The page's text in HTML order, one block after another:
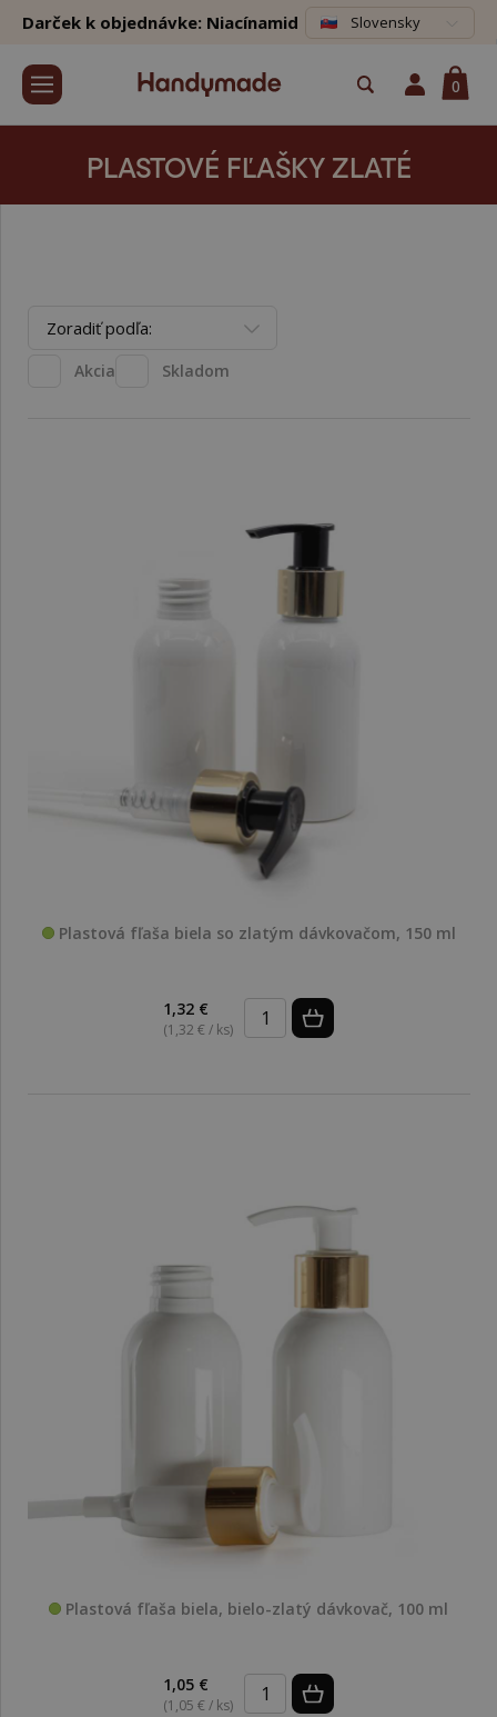
Darček k objednávke: Niacínamid Slovensky
0
PLASTOVÉ FĽAŠKY ZLATÉ
Zoradiť podľa:
Akcia Skladom
Plastová fľaša biela so zlatým dávkovačom, 150 ml
1,32 €
(1,32 € / ks)
Plastová fľaša biela, bielo-zlatý dávkovač, 100 ml
1,05 €
(1,05 € / ks)